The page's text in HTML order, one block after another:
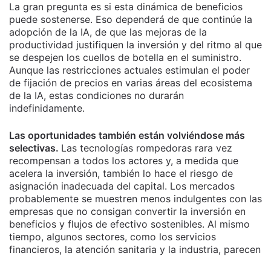
La gran pregunta es si esta dinámica de beneficios
puede sostenerse. Eso dependerá de que continúe la
adopción de la IA, de que las mejoras de la
productividad justifiquen la inversión y del ritmo al que
se despejen los cuellos de botella en el suministro.
Aunque las restricciones actuales estimulan el poder
de fijación de precios en varias áreas del ecosistema
de la IA, estas condiciones no durarán
indefinidamente.
Las oportunidades también están volviéndose más
selectivas. Las tecnologías rompedoras rara vez
recompensan a todos los actores y, a medida que
acelera la inversión, también lo hace el riesgo de
asignación inadecuada del capital. Los mercados
probablemente se muestren menos indulgentes con las
empresas que no consigan convertir la inversión en
beneficios y flujos de efectivo sostenibles. Al mismo
tiempo, algunos sectores, como los servicios
financieros, la atención sanitaria y la industria, parecen